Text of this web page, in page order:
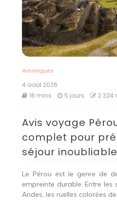
Ameriques
4 août 2026
16 mins
5 jours 2 324
Avis voyage
complet pour
séjour inoubliable
Le Pérou est le genre de
empreinte durable. Entre les
Andes, les ruelles colorées